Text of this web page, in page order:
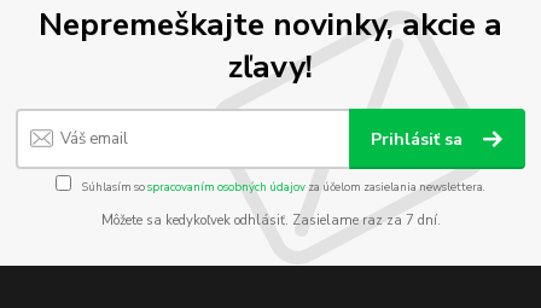
Nepremeškajte novinky, akcie a
zľavy!
Prihlásiť sa
Súhlasím sospracovaním osobných údajov za účelom zasielania newslettera.
Môžete sa kedykoľvek odhlásiť. Zasielame raz za 7 dní.